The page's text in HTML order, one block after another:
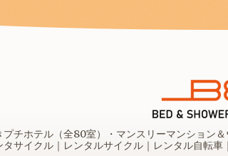
チホテル（全80室）・マンスリーマンション
サイクル｜レンタルサイクル｜レンタル自転